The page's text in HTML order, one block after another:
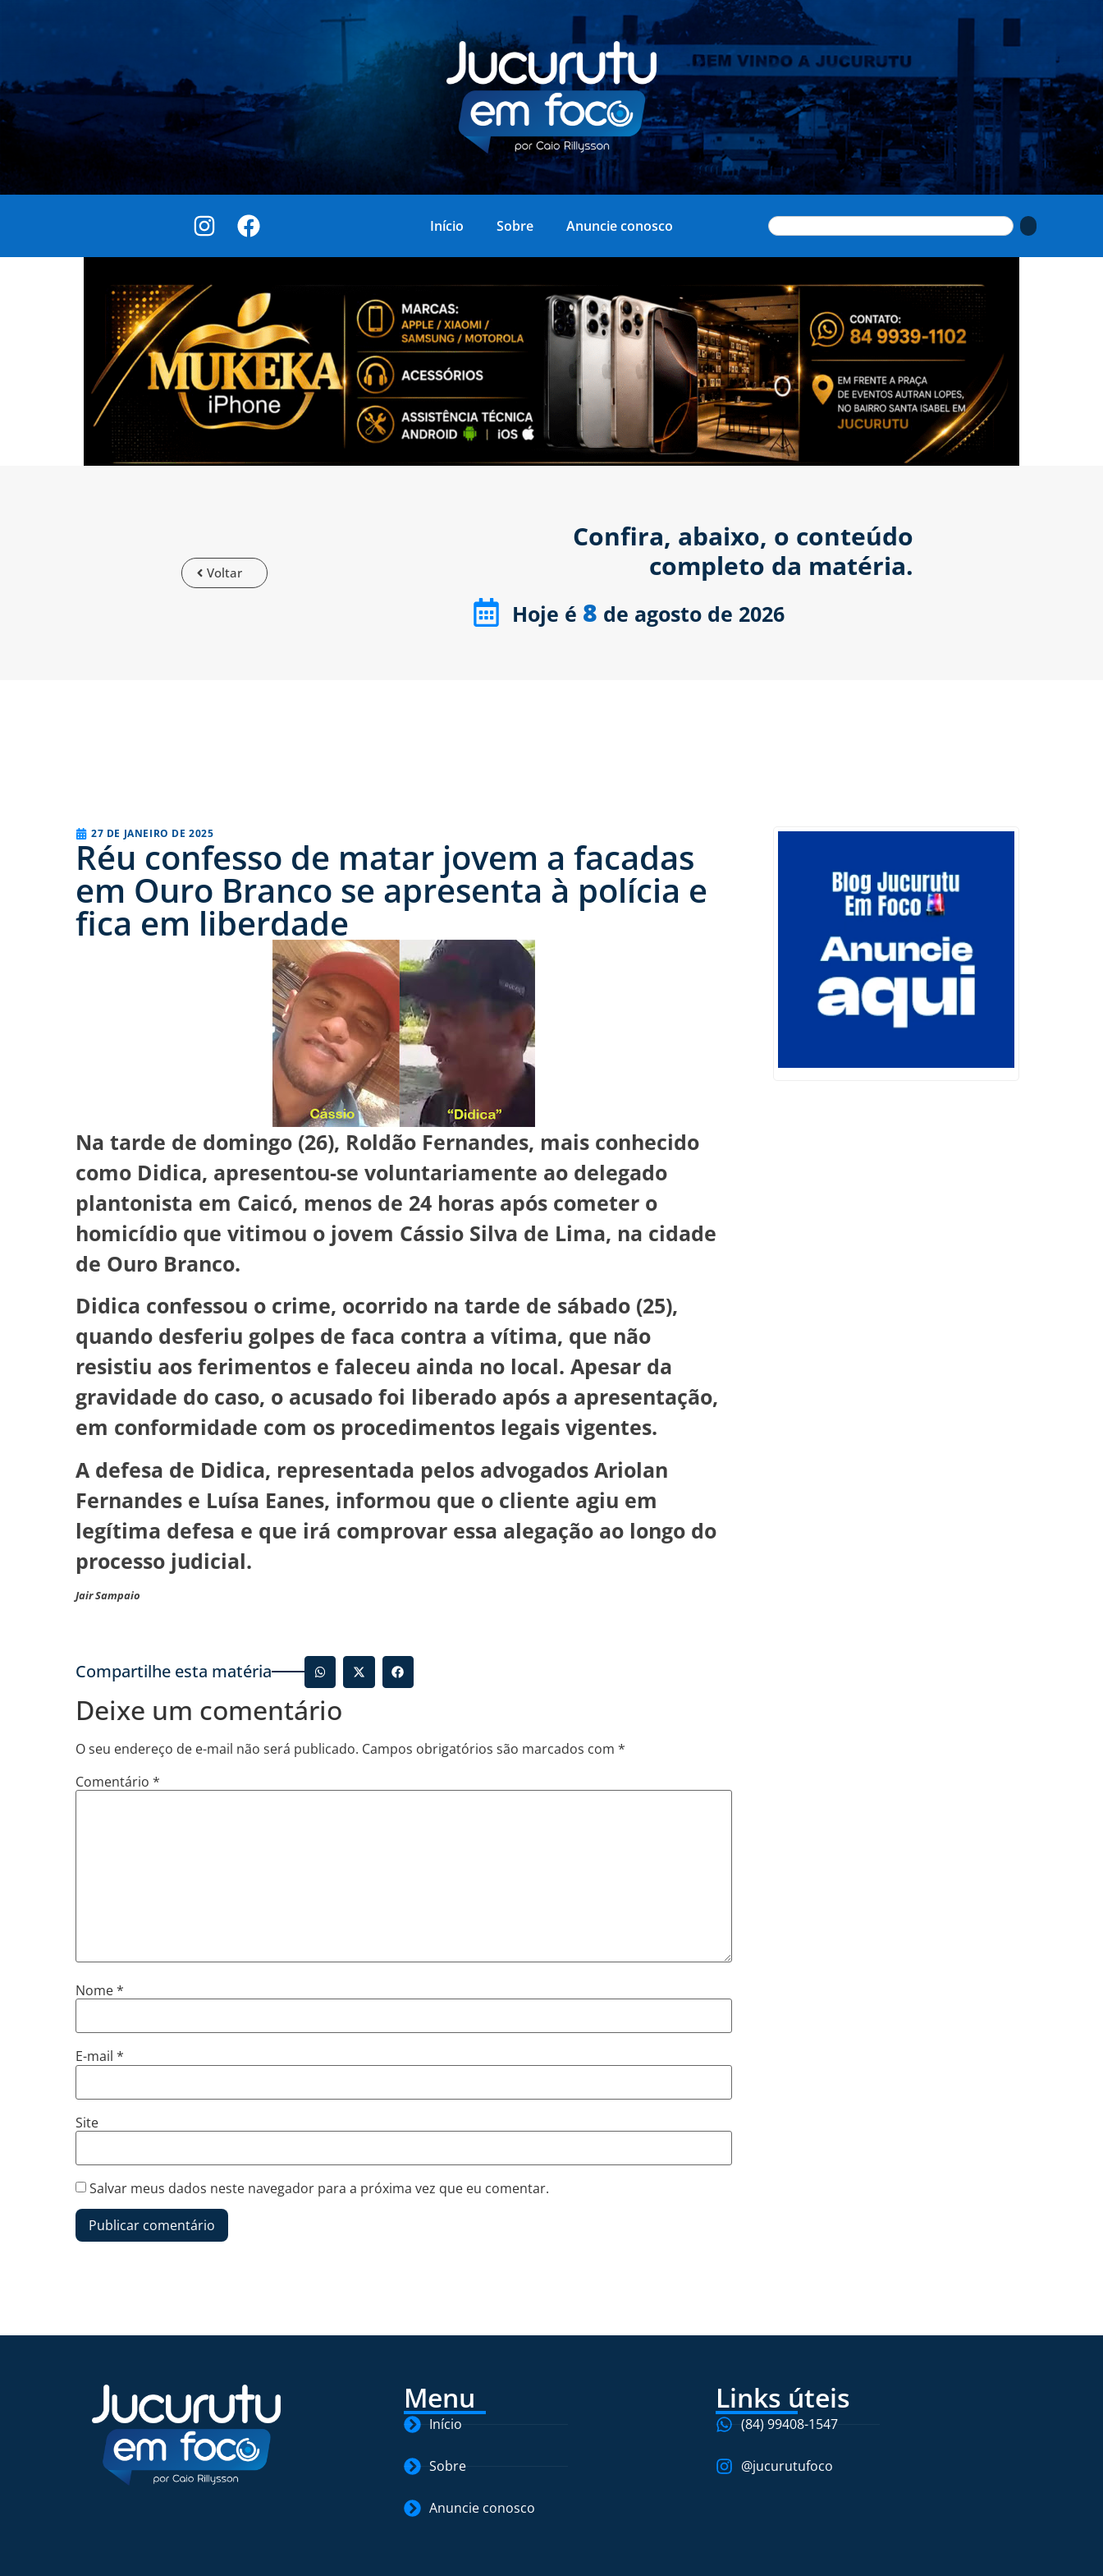
Início Sobre Anuncie conosco
Voltar
Confira, abaixo, o conteúdo
completo da matéria.
Hoje é 8 de agosto de 2026
27 DE JANEIRO DE 2025
Réu confesso de matar jovem a facadas
em Ouro Branco se apresenta à polícia e
fica em liberdade
Na tarde de domingo (26), Roldão Fernandes, mais conhecido
como Didica, apresentou-se voluntariamente ao delegado
plantonista em Caicó, menos de 24 horas após cometer o
homicídio que vitimou o jovem Cássio Silva de Lima, na cidade
de Ouro Branco.
Didica confessou o crime, ocorrido na tarde de sábado (25),
quando desferiu golpes de faca contra a vítima, que não
resistiu aos ferimentos e faleceu ainda no local. Apesar da
gravidade do caso, o acusado foi liberado após a apresentação,
em conformidade com os procedimentos legais vigentes.
A defesa de Didica, representada pelos advogados Ariolan
Fernandes e Luísa Eanes, informou que o cliente agiu em
legítima defesa e que irá comprovar essa alegação ao longo do
processo judicial.
Jair Sampaio
Compartilhe esta matéria
Deixe um comentário
O seu endereço de e-mail não será publicado. Campos obrigatórios são marcados com *
Comentário *
Nome*
E-mail *
Site
Salvar meus dados neste navegador para a próxima vez que eu comentar.
Menu
Início
Sobre
Anuncie conosco
Links úteis
(84) 99408-1547
@jucurutufoco